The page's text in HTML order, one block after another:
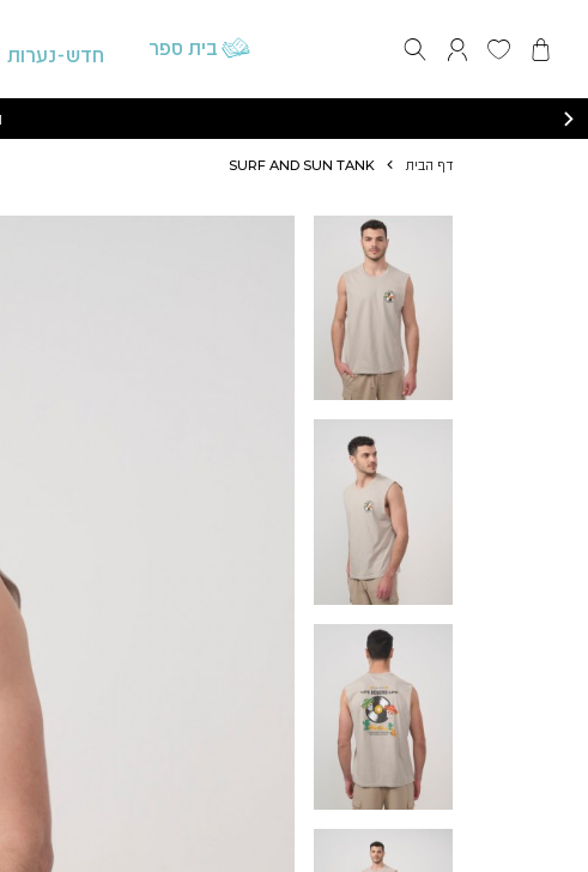
בית ספר חדש-נערות התחברות / הרשמה
דף הבית SURF AND SUN TANK